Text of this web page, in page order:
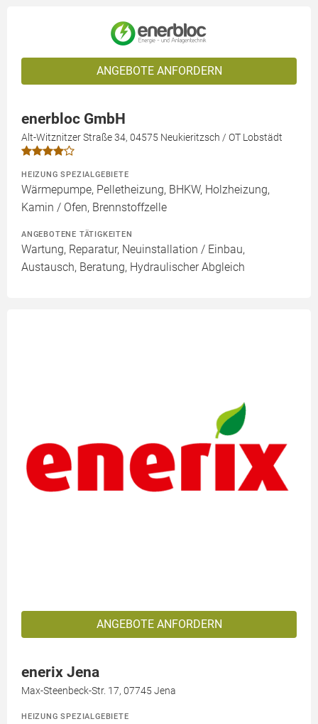
ANGEBOTE ANFORDERN
enerbloc GmbH
Alt-Witznitzer Straße 34, 04575 Neukieritzsch / OT Lobstädt
HEIZUNG SPEZIALGEBIETE
Wärmepumpe, Pelletheizung, BHKW, Holzheizung,
Kamin / Ofen, Brennstoffzelle
ANGEBOTENE TÄTIGKEITEN
Wartung, Reparatur, Neuinstallation / Einbau,
Austausch, Beratung, Hydraulischer Abgleich
ANGEBOTE ANFORDERN
enerix Jena
Max-Steenbeck-Str. 17, 07745 Jena
HEIZUNG SPEZIALGEBIETE